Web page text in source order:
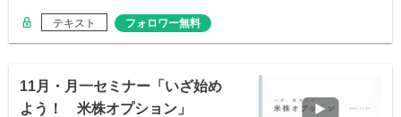
テキスト フォロワー無料
11月・月一セミナー「いざ始め
よう！ 米株オプション」